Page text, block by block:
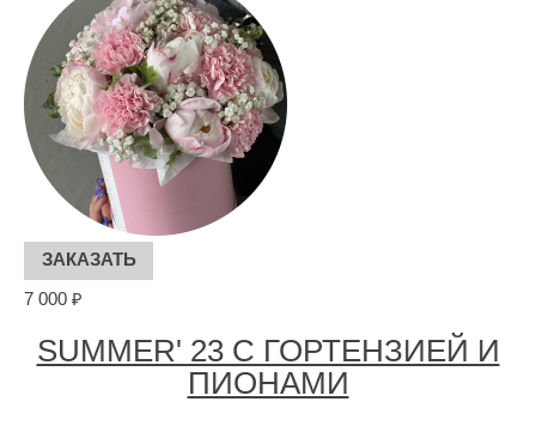
7 000 ₽
SUMMER' 23 С ГОРТЕНЗИЕЙ И
ПИОНАМИ